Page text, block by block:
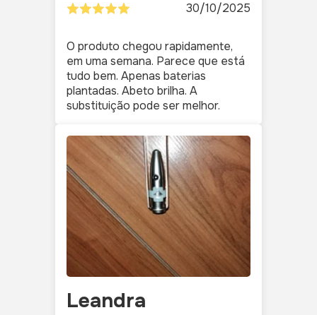
30/10/2025
O produto chegou rapidamente,
em uma semana. Parece que está
tudo bem. Apenas baterias
plantadas. Abeto brilha. A
substituição pode ser melhor.
Leandra